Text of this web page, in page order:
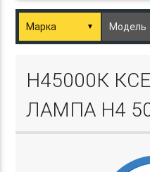
▼
H45000К
ЛАМПА H4